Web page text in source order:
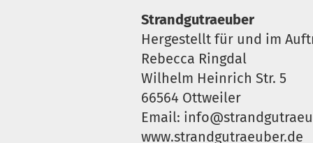
Strandgutraeuber
Hergestellt für und im
Rebecca Ringdal
Wilhelm Heinrich Str. 5
66564 Ottweiler
Email:
www.strandgutraeuber.de